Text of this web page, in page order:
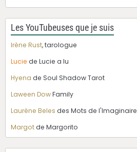
Les YouTubeuses que je suis
Irène Rust, tarologue
Lucie de Lucie a lu
Hyena de Soul Shadow Tarot
Laween DowFamily
Laurène Beles des Mots de l'Imaginaire
Margotde Margorito